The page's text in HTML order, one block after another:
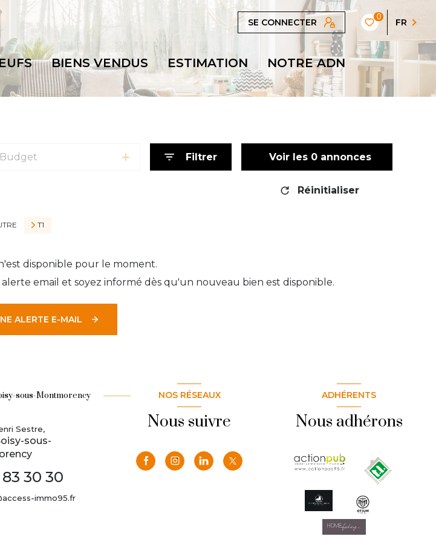
SE CONNECTER
0
FR
BIENS VENDUS ESTIMATION NOTRE ADN
Budget Filtrer Voir les 0annonces
Réinitialiser
T1
disponible pour le moment.
email et soyez informé dès qu'un nouveau bien est disponible.
ALERTE E-MAIL
sous-Montmorency
Sestre,
sous-
83 30 30
immo95.fr
NOS RÉSEAUX
Nous suivre
ADHÉRENTS
Nous adhérons